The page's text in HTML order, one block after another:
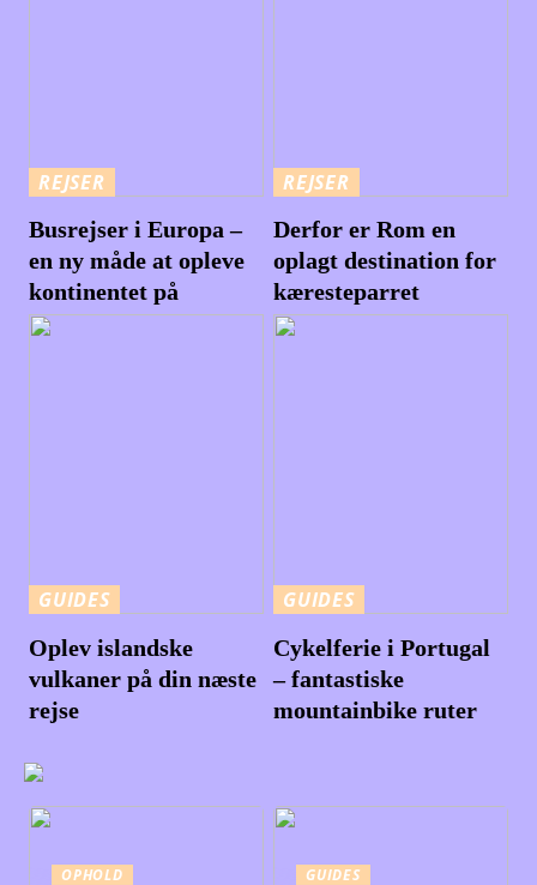
REJSER
Busrejser i Europa –
en ny måde at opleve
kontinentet på
REJSER
Derfor er Rom en
oplagt destination for
kæresteparret
GUIDES
Oplev islandske
vulkaner på din næste
rejse
GUIDES
Cykelferie i Portugal
– fantastiske
mountainbike ruter
OPHOLD GUIDES